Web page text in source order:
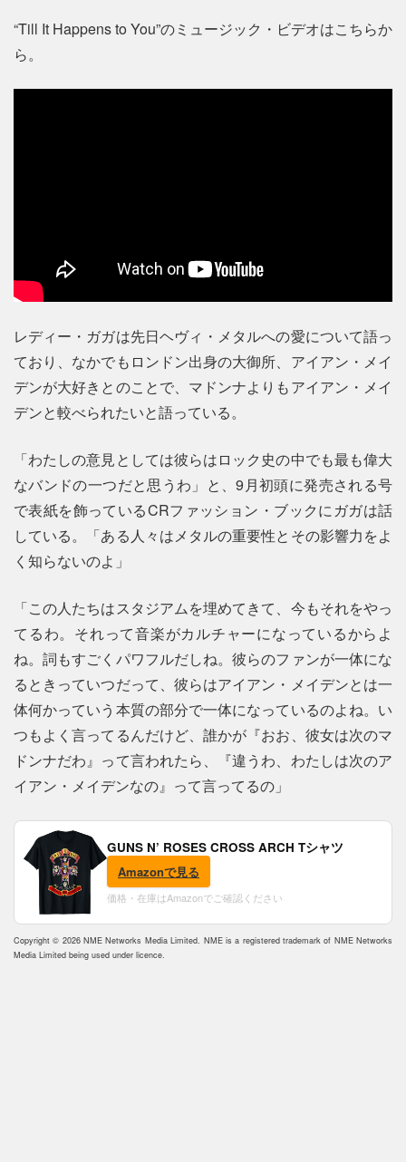
“Till It Happens to You”のミュージック・ビデオはこちらか
ら。
レディー・ガガは先日ヘヴィ・メタルへの愛について語っ
ており、なかでもロンドン出身の大御所、アイアン・メイ
デンが大好きとのことで、マドンナよりもアイアン・メイ
デンと較べられたいと語っている。
「わたしの意見としては彼らはロック史の中でも最も偉大
なバンドの一つだと思うわ」と、9月初頭に発売される号
で表紙を飾っているCRファッション・ブックにガガは話
している。「ある人々はメタルの重要性とその影響力をよ
く知らないのよ」
「この人たちはスタジアムを埋めてきて、今もそれをやっ
てるわ。それって音楽がカルチャーになっているからよ
ね。詞もすごくパワフルだしね。彼らのファンが一体にな
るときっていつだって、彼らはアイアン・メイデンとは一
体何かっていう本質の部分で一体になっているのよね。い
つもよく言ってるんだけど、誰かが『おお、彼女は次のマ
ドンナだわ』って言われたら、『違うわ、わたしは次のア
イアン・メイデンなの』って言ってるの」
GUNS N’ ROSES CROSS ARCH Tシャツ
Amazonで見る
価格・在庫はAmazonでご確認ください
Copyright © 2026 NME Networks Media Limited. NME is a registered trademark of NME Networks
Media Limited being used under licence.